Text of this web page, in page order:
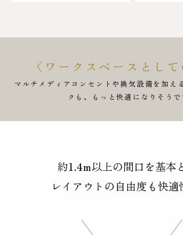
〈ワークスペースとして
マルチメディアコンセントや換気設備を加え
クも、もっと快適になりそうで
約1.4m以上の間口を基本
レイアウトの自由度も快適